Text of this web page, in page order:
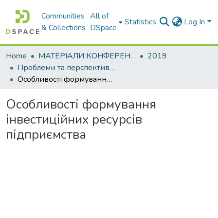
Communities
& Collections
All of
DSpace
Statistics Log In
Home МАТЕРІАЛИ КОНФЕРЕНЦІЙ
2019
Проблеми та перспективи розвитку підприємництва
Особливості формування інвестиційних ресурсів підприємства
Особливості формування
інвестиційних ресурсів
підприємства